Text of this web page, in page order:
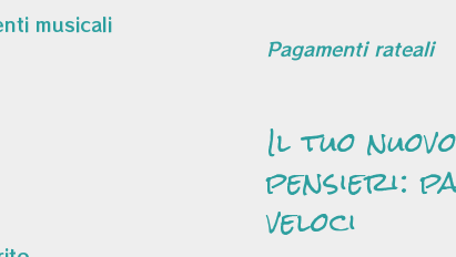
Pagamenti rateali
Il tuo
pensieri:
veloci